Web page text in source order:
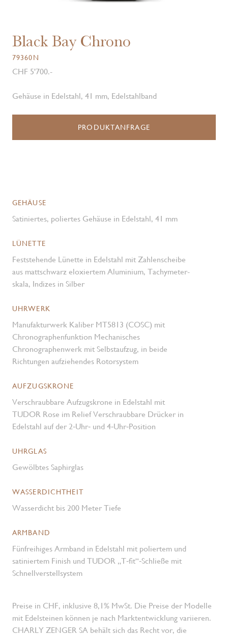
Black Bay Chrono
79360N
CHF 5'700.-
Gehäuse in Edelstahl, 41 mm, Edelstahlband
PRODUKTANFRAGE
GEHÄUSE
Satiniertes, poliertes Gehäuse in Edelstahl, 41 mm
LÜNETTE
Feststehende Lünette in Edelstahl mit Zahlen­scheibe
aus mattschwarz eloxiertem Aluminium, Tachymeter­
skala, Indizes in Silber
UHRWERK
Manufakturwerk Kaliber MT5813 (COSC) mit
Chronographen­funktion Mechanisches
Chronographenwerk mit Selbstaufzug, in beide
Richtungen aufziehendes Rotorsystem
AUFZUGSKRONE
Verschraubbare Aufzugskrone in Edelstahl mit
TUDOR Rose im Relief Verschraubbare Drücker in
Edelstahl auf der 2‑Uhr‑ und 4‑Uhr‑Position
UHRGLAS
Gewölbtes Saphirglas
WASSERDICHTHEIT
Wasserdicht bis 200 Meter Tiefe
ARMBAND
Fünfreihiges Armband in Edelstahl mit poliertem und
satiniertem Finish und TUDOR „T‑fit“‑Schließe mit
Schnellverstellsystem
Preise in CHF, inklusive 8,1% MwSt. Die Preise der Modelle
mit Edelsteinen können je nach Marktentwicklung variieren.
CHARLY ZENGER SA behält sich das Recht vor, die